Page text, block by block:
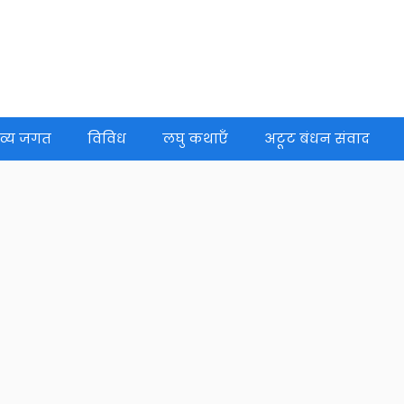
जगत विविध लघु कथाएँ अटूट बंधन संवाद